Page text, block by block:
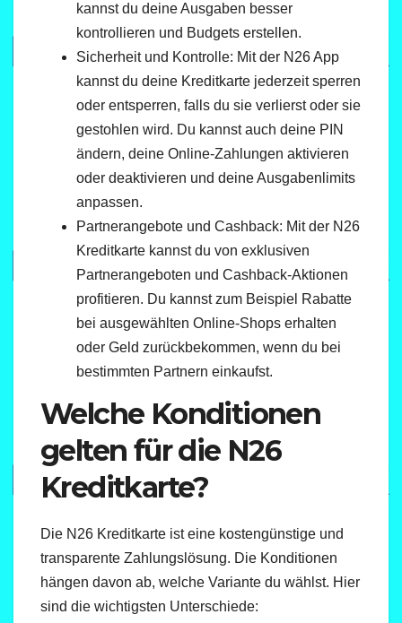
kannst du deine Ausgaben besser
kontrollieren und Budgets erstellen.
Sicherheit und Kontrolle: Mit der N26 App
kannst du deine Kreditkarte jederzeit sperren
oder entsperren, falls du sie verlierst oder sie
gestohlen wird. Du kannst auch deine PIN
ändern, deine Online-Zahlungen aktivieren
oder deaktivieren und deine Ausgabenlimits
anpassen.
Partnerangebote und Cashback: Mit der N26
Kreditkarte kannst du von exklusiven
Partnerangeboten und Cashback-Aktionen
profitieren. Du kannst zum Beispiel Rabatte
bei ausgewählten Online-Shops erhalten
oder Geld zurückbekommen, wenn du bei
bestimmten Partnern einkaufst.
Welche Konditionen
gelten für die N26
Kreditkarte?
Die N26 Kreditkarte ist eine kostengünstige und
transparente Zahlungslösung. Die Konditionen
hängen davon ab, welche Variante du wählst. Hier
sind die wichtigsten Unterschiede: